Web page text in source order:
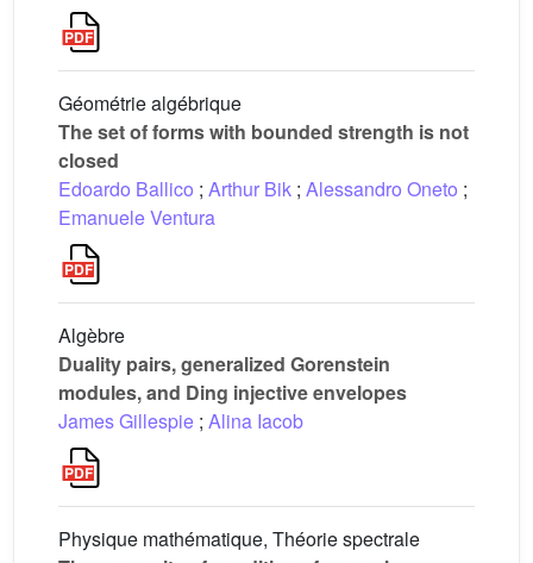
Géométrie algébrique
The set of forms with bounded strength is not
closed
Edoardo Ballico ; Arthur Bik ; Alessandro Oneto ;
Emanuele Ventura
Algèbre
Duality pairs, generalized Gorenstein
modules, and Ding injective envelopes
James Gillespie ; Alina Iacob
Physique mathématique, Théorie spectrale